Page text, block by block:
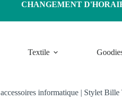
CHANGEMENT
Textile
accessoires informatique | Stylet Bille